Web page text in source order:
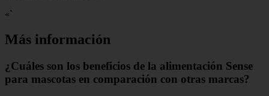
«`
Más información
¿Cuáles son los beneficios de la alimentación Sense
para mascotas en comparación con otras marcas?